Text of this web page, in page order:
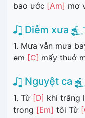
bao ước [Am] mơ
Diễm xưa
1. Mưa vẫn mưa
em [C] mấy thuở
Nguyệt ca
1. Từ [D] khi trăng
trong [Em] tôi Từ